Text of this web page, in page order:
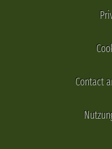
Contact